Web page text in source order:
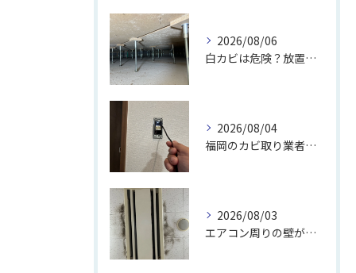
2026/08/06
白カビは危険？放置のリスクと取り方
2026/08/04
福岡のカビ取り業者おすすめの選び方と費用
2026/08/03
エアコン周りの壁が結露しやすい理由